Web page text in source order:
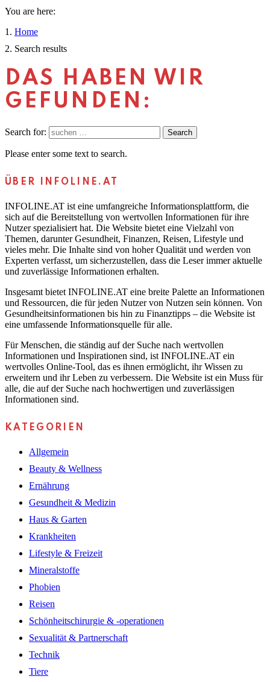
You are here:
Home
Search results
DAS HABEN WIR
GEFUNDEN:
Search for: Search
Please enter some text to search.
ÜBER INFOLINE.AT
INFOLINE.AT ist eine umfangreiche Informationsplattform, die
sich auf die Bereitstellung von wertvollen Informationen für ihre
Nutzer spezialisiert hat. Die Website bietet eine Vielzahl von
Themen, darunter Gesundheit, Finanzen, Reisen, Lifestyle und
vieles mehr. Die Inhalte sind von hoher Qualität und werden von
Experten verfasst, um sicherzustellen, dass die Leser immer aktuelle
und zuverlässige Informationen erhalten.
Insgesamt bietet INFOLINE.AT eine breite Palette an Informationen
und Ressourcen, die für jeden Nutzer von Nutzen sein können. Von
Gesundheitsinformationen bis hin zu Finanztipps – die Website ist
eine umfassende Informationsquelle für alle.
Für Menschen, die ständig auf der Suche nach wertvollen
Informationen und Inspirationen sind, ist INFOLINE.AT ein
wertvolles Online-Tool, das es ihnen ermöglicht, ihr Wissen zu
erweitern und ihr Leben zu verbessern. Die Website ist ein Muss für
alle, die auf der Suche nach hochwertigen und zuverlässigen
Informationen sind.
KATEGORIEN
Allgemein
Beauty & Wellness
Ernährung
Gesundheit & Medizin
Haus & Garten
Krankheiten
Lifestyle & Freizeit
Mineralstoffe
Phobien
Reisen
Schönheitschirurgie & -operationen
Sexualität & Partnerschaft
Technik
Tiere